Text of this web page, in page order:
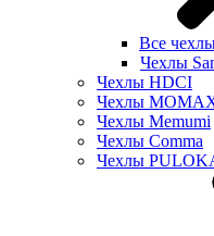
Все
Чехлы
Чехлы HDCI
Чехлы
Чехлы Memumi
Чехлы Comma
Чехлы